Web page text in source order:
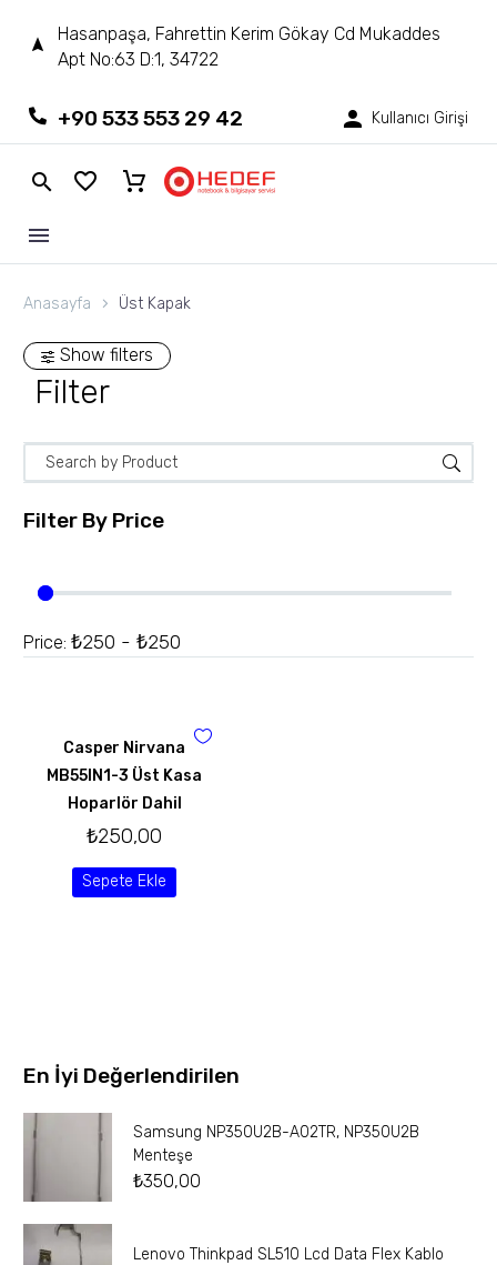
Hasanpaşa, Fahrettin Kerim Gökay Cd Mukaddes
Apt No:63 D:1, 34722
+90 533 553 29 42 Kullanıcı Girişi
Anasayfa Üst Kapak
Show filters
Filter
Filter By Price
Price: ₺250 - ₺250
Casper Nirvana
MB55IN1-3 Üst Kasa
Hoparlör Dahil
₺250,00
Sepete Ekle
En İyi Değerlendirilen
Samsung NP350U2B-A02TR, NP350U2B
Menteşe
₺350,00
Lenovo Thinkpad SL510 Lcd Data Flex Kablo